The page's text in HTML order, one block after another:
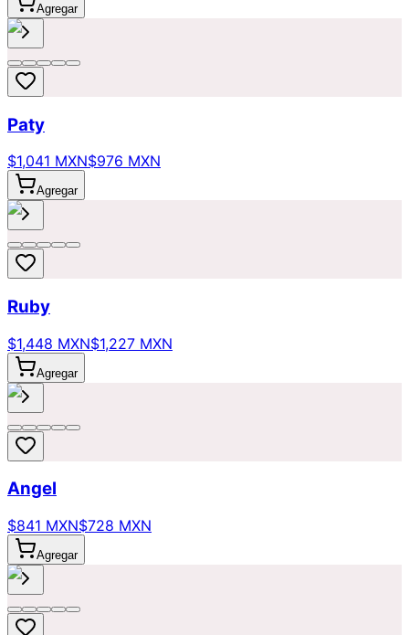
Agregar
Paty
$1,041 MXN$976 MXN
Agregar
Ruby
$1,448 MXN$1,227 MXN
Agregar
Angel
$841 MXN$728 MXN
Agregar